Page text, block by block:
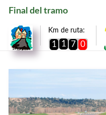
Final del tramo
Km de ruta:
1 1 7 0